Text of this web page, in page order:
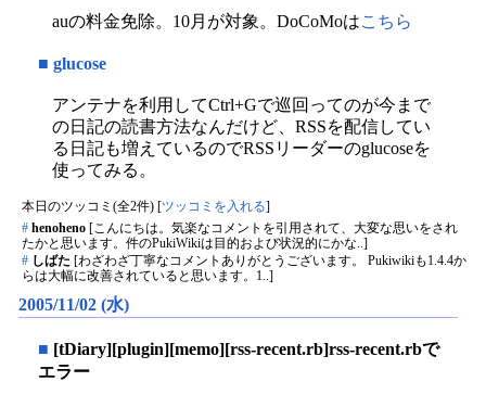
auの料金免除。10月が対象。DoCoMoはこちら
■ glucose
アンテナを利用してCtrl+Gで巡回ってのが今まで
の日記の読書方法なんだけど、RSSを配信してい
る日記も増えているのでRSSリーダーのglucoseを
使ってみる。
本日のツッコミ(全2件) [ツッコミを入れる]
# henoheno [こんにちは。気楽なコメントを引用されて、大変な思いをされ
たかと思います。件のPukiWikiは目的および状況的にかな..]
# しばた [わざわざ丁寧なコメントありがとうございます。 Pukiwikiも1.4.4か
らは大幅に改善されていると思います。1..]
2005/11/02 (水)
■ [tDiary][plugin][memo][rss-recent.rb]rss-recent.rbで
エラー